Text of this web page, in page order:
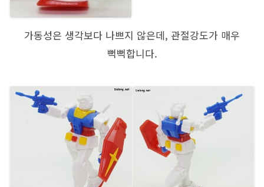
가동성은 생각보다 나쁘지 않은데, 관절강도가 매우
뻑뻑합니다.